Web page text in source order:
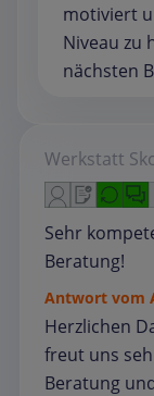
motiviert
Niveau zu
nächsten
Werkstatt
Sehr
Beratung!
Antwort vom
Herzlichen
freut uns
Beratung